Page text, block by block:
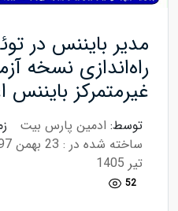
مدیر بایننس در
راه‌اندازی نسخه
غیرمتمرکز بایننس
توسط: ادمین پارس بیت
ساخته شده در : 23 بهمن 1397
تیر 1405
52